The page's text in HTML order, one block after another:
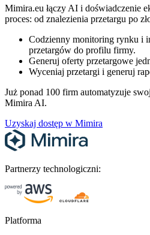
Mimira.eu łączy AI i doświadczenie
proces: od znalezienia przetargu po
Codzienny monitoring rynku i
przetargów do profilu firmy.
Generuj oferty przetargowe
Wyceniaj przetargi i generuj
Już ponad 100 firm automatyzuje
Mimira AI.
Uzyskaj dostęp w Mimira
Partnerzy technologiczni:
Platforma